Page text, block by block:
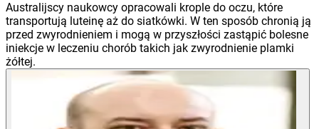
Australijscy naukowcy opracowali krople do oczu, które
transportują luteinę aż do siatkówki. W ten sposób chronią ją
przed zwyrodnieniem i mogą w przyszłości zastąpić bolesne
iniekcje w leczeniu chorób takich jak zwyrodnienie plamki
żółtej.